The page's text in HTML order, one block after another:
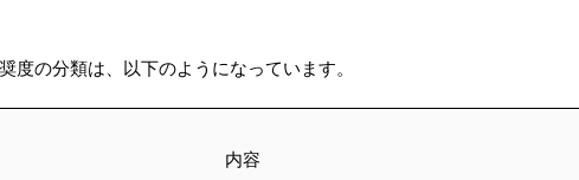
度の分類は、以下のようになっています。
内容